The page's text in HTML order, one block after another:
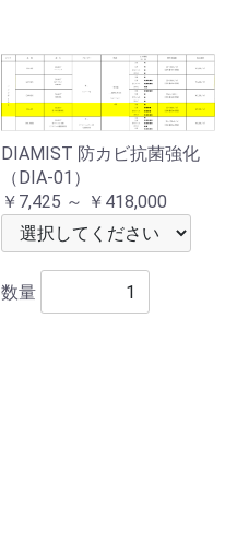
DIAMIST 防カビ抗菌強化
（DIA-01）
￥7,425 ～ ￥418,000
数量